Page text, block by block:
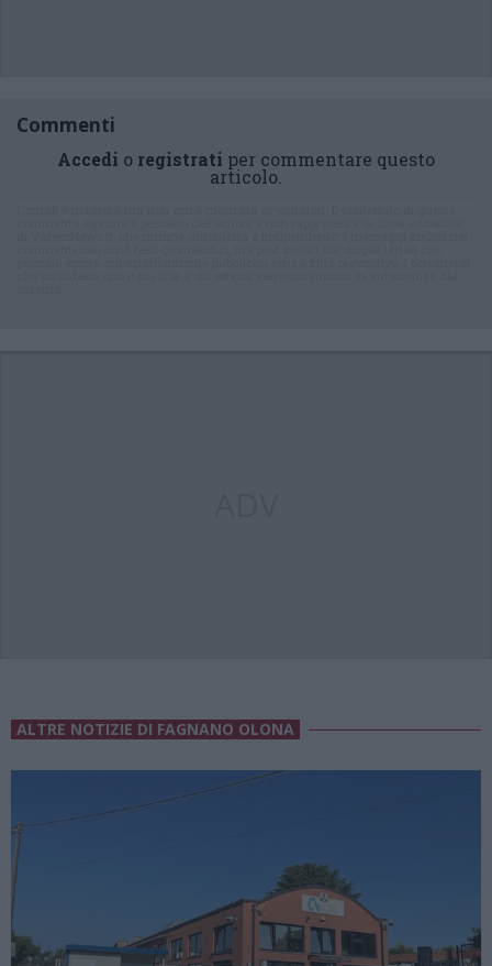
Commenti
Accedi o registrati per commentare questo
articolo.
ALTRE NOTIZIE DI FAGNANO OLONA